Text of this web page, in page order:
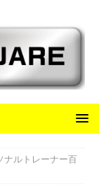
ナルトレーナー百